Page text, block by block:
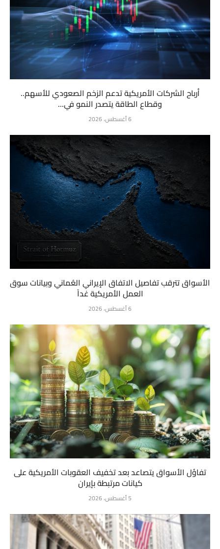
أرباح الشركات الأمريكية تدعم الزخم الصعودي للأسهم..
وقطاع الطاقة يتصدر النمو في...
6 أغسطس، 2026
الأسواق تترقب تفاصيل الاتفاق الإيراني العُماني وبيانات سوق
العمل الأمريكية غداً
6 أغسطس، 2026
تفاؤل الأسواق يتصاعد بعد تخفيف العقوبات الأمريكية على
كيانات مرتبطة بإيران
5 أغسطس، 2026